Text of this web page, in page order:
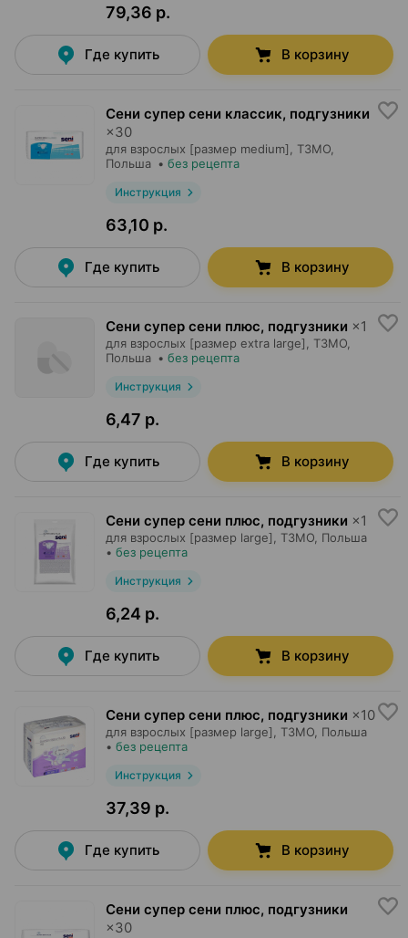
79,36 р.
Где купить В корзину
Сени супер сени классик, подгузники
×30
для взрослых [размер medium], ТЗМО
Польша • без рецепта
Инструкция
63,10 р.
Где купить В корзину
Сени супер сени плюс, подгузники ×1
для взрослых [размер extra large], ТЗМО
Польша • без рецепта
Инструкция
6,47 р.
Где купить В корзину
Сени супер сени плюс, подгузники ×1
для взрослых [размер large], ТЗМО , Польша
• без рецепта
Инструкция
6,24 р.
Где купить В корзину
Сени супер сени плюс, подгузники ×10
для взрослых [размер large], ТЗМО , Польша
• без рецепта
Инструкция
37,39 р.
Где купить В корзину
Сени супер сени плюс, подгузники
×30